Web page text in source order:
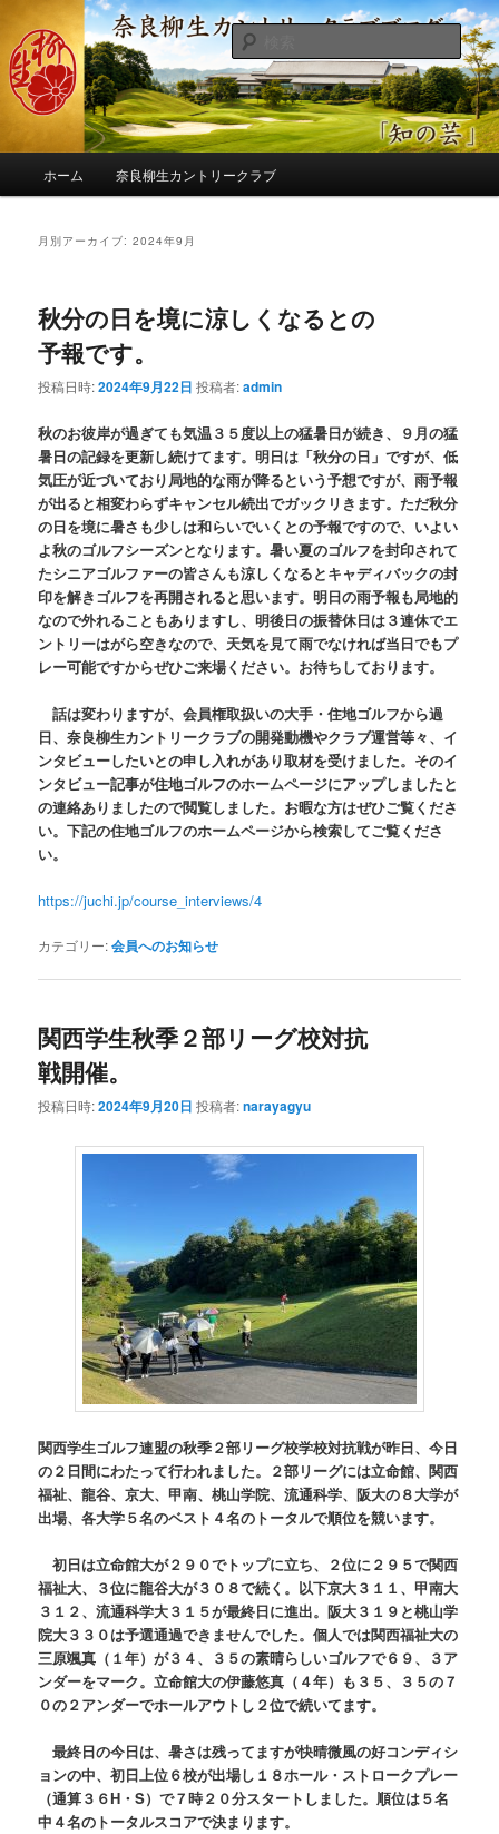
ン
コ
ン
へ
コ
ン
ツ
移
奈良柳生カントリークラブ総支配人
ブログ
季節の話題、クラブの出来事、コースの改修・更新作業、ゴルフに関する随
筆、喜怒哀楽などを気まぐれに発信します。
検
索
ホーム 奈良柳生カントリークラブ
月別アーカイブ:2024年9月
秋分の日を境に涼しくなるとの
予報です。
投稿日時:2024年9月22日 投稿者:admin
秋のお彼岸が過ぎても気温３５度以上の猛暑日が続き、９月の猛
暑日の記録を更新し続けてます。明日は「秋分の日」ですが、低
気圧が近づいており局地的な雨が降るという予想ですが、雨予報
が出ると相変わらずキャンセル続出でガックリきます。ただ秋分
の日を境に暑さも少しは和らいでいくとの予報ですので、いよい
よ秋のゴルフシーズンとなります。暑い夏のゴルフを封印されて
たシニアゴルファーの皆さんも涼しくなるとキャディバックの封
印を解きゴルフを再開されると思います。明日の雨予報も局地的
なので外れることもありますし、明後日の振替休日は３連休でエ
ントリーはがら空きなので、天気を見て雨でなければ当日でもプ
レー可能ですからぜひご来場ください。お待ちしております。
話は変わりますが、会員権取扱いの大手・住地ゴルフから過
日、奈良柳生カントリークラブの開発動機やクラブ運営等々、イ
ンタビューしたいとの申し入れがあり取材を受けました。そのイ
ンタビュー記事が住地ゴルフのホームページにアップしましたと
の連絡ありましたので閲覧しました。お暇な方はぜひご覧くださ
い。下記の住地ゴルフのホームページから検索してご覧くださ
い。
https://juchi.jp/course_interviews/4
カテゴリー:会員へのお知らせ
関西学生秋季２部リーグ校対抗
戦開催。
投稿日時:2024年9月20日 投稿者:narayagyu
関西学生ゴルフ連盟の秋季２部リーグ校学校対抗戦が昨日、今日
の２日間にわたって行われました。２部リーグには立命館、関西
福祉、龍谷、京大、甲南、桃山学院、流通科学、阪大の８大学が
出場、各大学５名のベスト４名のトータルで順位を競います。
初日は立命館大が２９０でトップに立ち、２位に２９５で関西
福祉大、３位に龍谷大が３０８で続く。以下京大３１１、甲南大
３１２、流通科学大３１５が最終日に進出。阪大３１９と桃山学
院大３３０は予選通過できませんでした。個人では関西福祉大の
三原颯真（１年）が３４、３５の素晴らしいゴルフで６９、３ア
ンダーをマーク。立命館大の伊藤悠真（４年）も３５、３５の７
０の２アンダーでホールアウトし２位で続いてます。
最終日の今日は、暑さは残ってますが快晴微風の好コンディシ
ョンの中、初日上位６校が出場し１８ホール・ストロークプレー
（通算３６H・S）で７時２０分スタートしました。順位は５名
中４名のトータルスコアで決まります。